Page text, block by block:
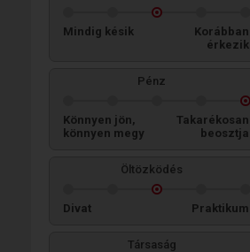
Mindig késik
Korábban
érkezik
Pénz
Könnyen jön,
könnyen megy
Takarékosan
beosztja
Öltözködés
Divat Praktikum
Társaság